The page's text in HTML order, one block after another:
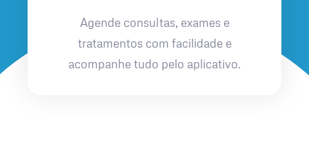
Agende consultas, exames e
tratamentos com facilidade e
acompanhe tudo pelo aplicativo.